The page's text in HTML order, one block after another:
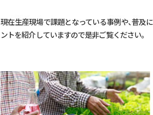
現在生産現場で課題となっている事例や、普及
ントを紹介していますので是非ご覧ください。